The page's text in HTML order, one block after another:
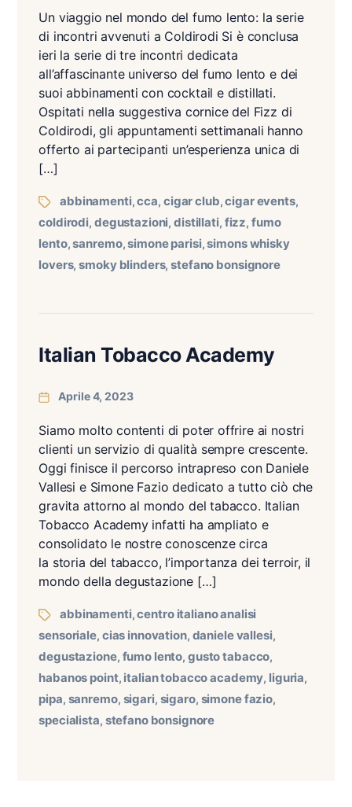
Un viaggio nel mondo del fumo lento: la serie
di incontri avvenuti a Coldirodi Si è conclusa
ieri la serie di tre incontri dedicata
all’affascinante universo del fumo lento e dei
suoi abbinamenti con cocktail e distillati.
Ospitati nella suggestiva cornice del Fizz di
Coldirodi, gli appuntamenti settimanali hanno
offerto ai partecipanti un’esperienza unica di
[…]
abbinamenti,cca, cigar club,cigar events,
coldirodi, degustazioni,distillati, fizz, fumo
lento,sanremo,simone parisi,simons whisky
lovers,smoky blinders,stefano bonsignore
Italian Tobacco Academy
Aprile 4, 2023
Siamo molto contenti di poter offrire ai nostri
clienti un servizio di qualità sempre crescente.
Oggi finisce il percorso intrapreso con Daniele
Vallesi e Simone Fazio dedicato a tutto ciò che
gravita attorno al mondo del tabacco. Italian
Tobacco Academy infatti ha ampliato e
consolidato le nostre conoscenze circa
la storia del tabacco, l’importanza dei terroir, il
mondo della degustazione […]
abbinamenti,centro italiano analisi
sensoriale, cias innovation, daniele vallesi,
degustazione, fumo lento,gusto tabacco,
habanos point, italian tobacco academy, liguria,
pipa, sanremo, sigari, sigaro, simone fazio,
specialista, stefano bonsignore